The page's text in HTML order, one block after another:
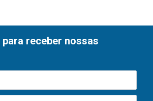
receber nossas